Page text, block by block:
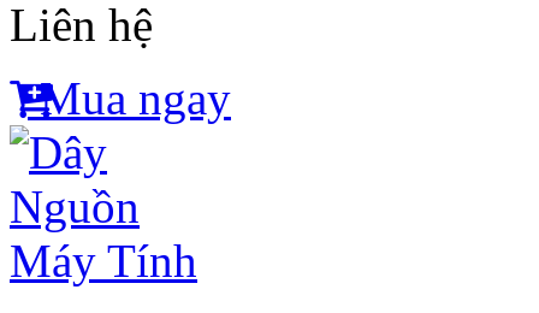
Liên hệ
Mua ngay